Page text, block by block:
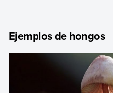
Ejemplos de hongos